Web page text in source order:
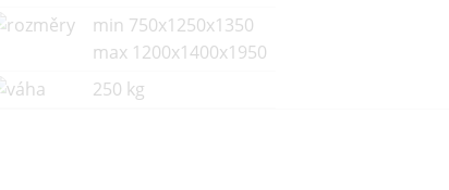
min 750x1250x1350
max 1200x1400x1950
250 kg